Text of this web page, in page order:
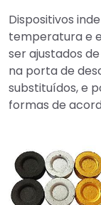
Dispositivos
temperatura e
ser ajustados
na porta de
substituídos, e
formas de